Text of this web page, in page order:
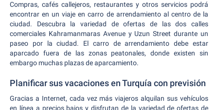
Compras, cafés callejeros, restaurantes y otros servicios podrá
encontrar en un viaje en carro de arrendamiento al centro de la
ciudad. Descubra la variedad de ofertas de las dos calles
comerciales Kahramanmaras Avenue y Uzun Street durante un
paseo por la ciudad. El carro de arrendamiento debe estar
aparcado fuera de las zonas peatonales, donde existen sin
embargo muchas plazas de aparcamiento.
Planificar sus vacaciones en Turquía con previsión
Gracias a Internet, cada vez más viajeros alquilan sus vehículos
en línea a precios bajos y disfrutan de la variedad de ofertas de